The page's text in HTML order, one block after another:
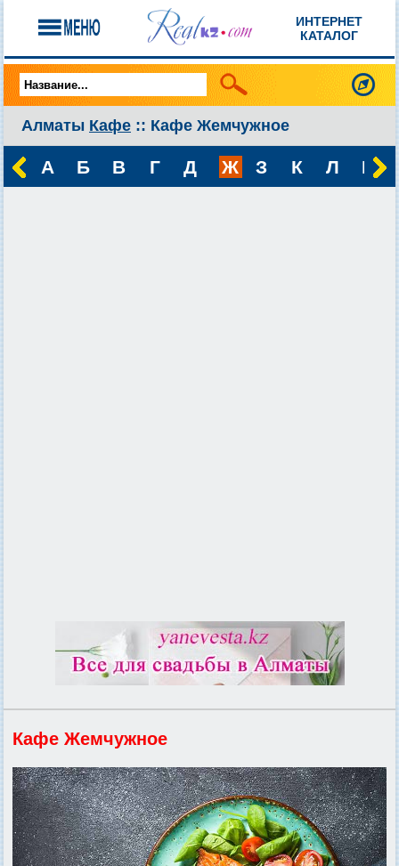
ИНТЕРНЕТ
КАТАЛОГ
Алматы Кафе :: Кафе Жемчужное
А Б В Г Д Ж З К Л М
Кафе Жемчужное